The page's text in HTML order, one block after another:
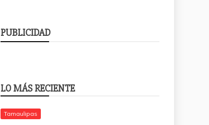
PUBLICIDAD
LO MÁS RECIENTE
Tamaulipas